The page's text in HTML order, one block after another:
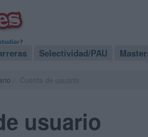
Selectividad/PAU
usuario